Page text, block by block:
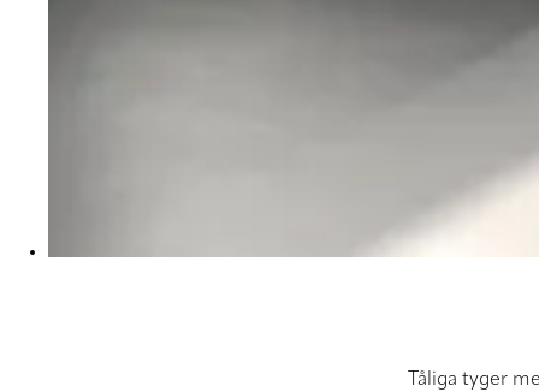
Tåliga tyger